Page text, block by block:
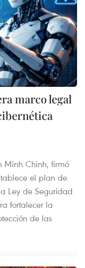
marco legal
Minh Chinh, firmó
el plan de
Ley de Seguridad
fortalecer la
de las